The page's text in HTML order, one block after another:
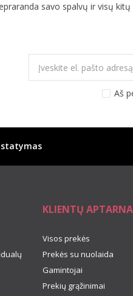
savo spalvų ir visų
Aš
KLIENTŲ
Visos prekės
Prekės su nuolaida
Gamintojai
Prekių grąžinimai